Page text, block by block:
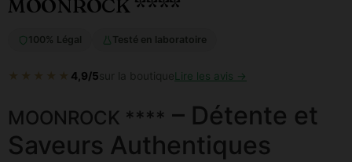
MOONROCK ****
100% Légal Testé en laboratoire
★★★★★ 4,9/5sur la boutiqueLire les avis →
MOONROCK **** – Détente et
Saveurs Authentiques